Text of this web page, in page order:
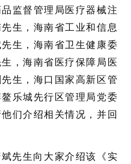
监督管理局医疗器械注
生，海南省工业和信息
生，海南省卫生健康委
，海南省医疗保障局医
生，海口国家高新区管
乐城先行区管理局党委
们介绍相关情况，并回
先生向大家介绍该《实